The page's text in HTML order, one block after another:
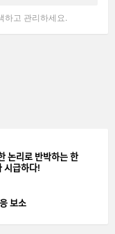
하고 관리하세요.
논리로 반박하는 한
시급하다!
보소